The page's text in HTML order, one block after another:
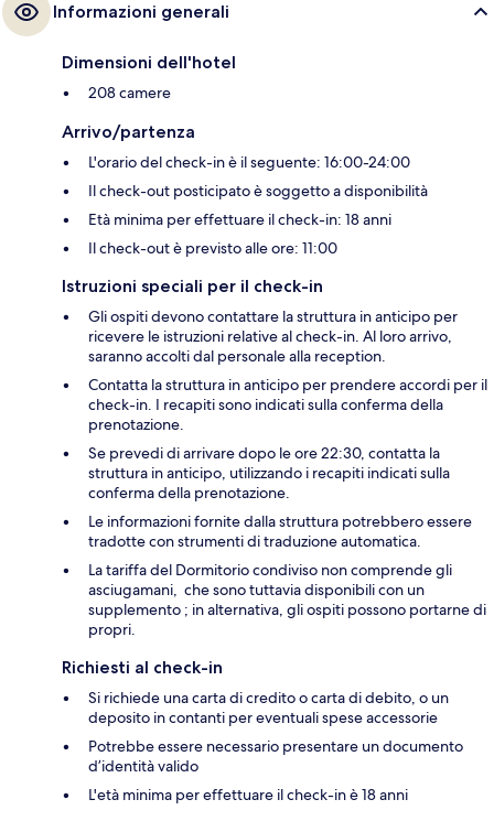
Informazioni generali
Dimensioni dell'hotel
208 camere
Arrivo/partenza
L'orario del check-in è il seguente: 16:00-24:00
Il check-out posticipato è soggetto a disponibilità
Età minima per effettuare il check-in: 18 anni
Il check-out è previsto alle ore: 11:00
Istruzioni speciali per il check-in
Gli ospiti devono contattare la struttura in anticipo per
ricevere le istruzioni relative al check-in. Al loro arrivo,
saranno accolti dal personale alla reception.
Contatta la struttura in anticipo per prendere accordi per il
check-in. I recapiti sono indicati sulla conferma della
prenotazione.
Se prevedi di arrivare dopo le ore 22:30, contatta la
struttura in anticipo, utilizzando i recapiti indicati sulla
conferma della prenotazione.
Le informazioni fornite dalla struttura potrebbero essere
tradotte con strumenti di traduzione automatica.
La tariffa del Dormitorio condiviso non comprende gli
asciugamani, che sono tuttavia disponibili con un
supplemento ; in alternativa, gli ospiti possono portarne di
propri.
Richiesti al check-in
Si richiede una carta di credito o carta di debito, o un
deposito in contanti per eventuali spese accessorie
Potrebbe essere necessario presentare un documento
d’identità valido
L'età minima per effettuare il check-in è 18 anni